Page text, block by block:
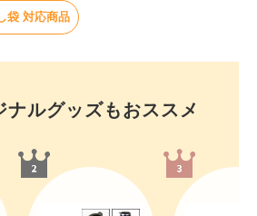
袋 対応商品
ナルグッズもおススメ